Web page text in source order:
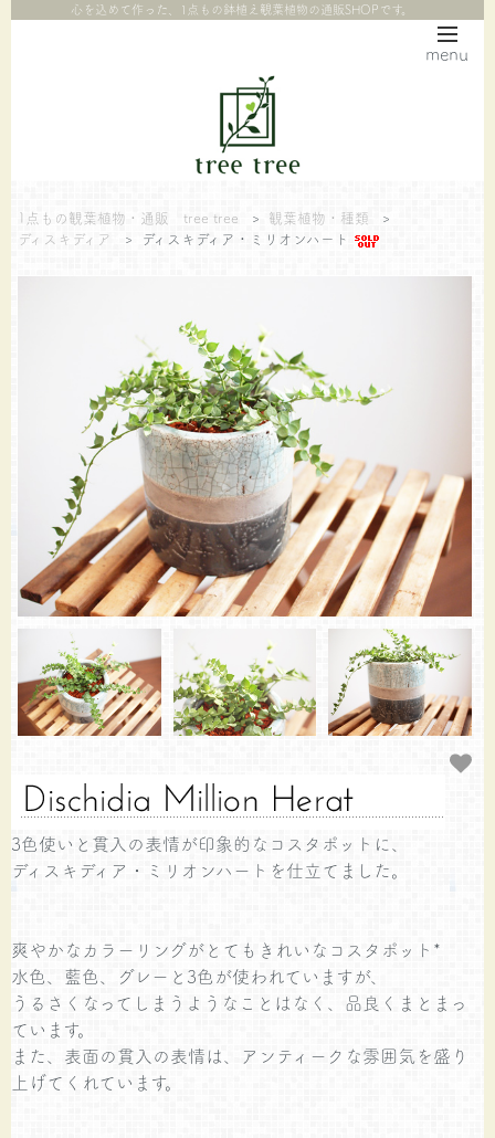
menu
心を込めて作った、1点もの鉢植え観葉植物の通販SHOPです。
1点もの観葉植物・通販 tree tree > 観葉植物・種類
>
ディスキディア
> ディスキディア・ミリオンハート
3色使いと貫入の表情が印象的なコスタポットに、
ディスキディア・ミリオンハートを仕立てました。
爽やかなカラーリングがとてもきれいなコスタポット*
水色、藍色、グレーと3色が使われていますが、
うるさくなってしまうようなことはなく、品良くまとまっ
ています。
また、表面の貫入の表情は、アンティークな雰囲気を盛り
上げてくれています。